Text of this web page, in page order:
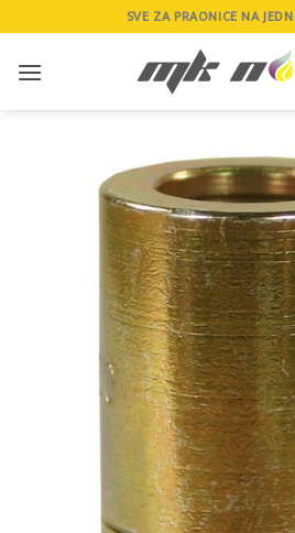
to
content
SVE ZA PRAONICE NA